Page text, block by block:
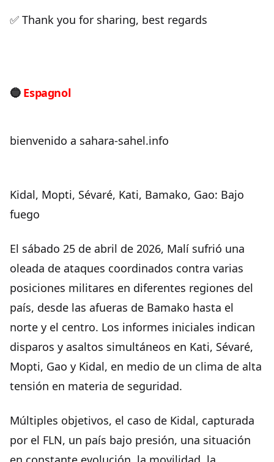
✅ Thank you for sharing, best regards
🔵 Espagnol
bienvenido a sahara-sahel.info
Kidal, Mopti, Sévaré, Kati, Bamako, Gao: Bajo
fuego
El sábado 25 de abril de 2026, Malí sufrió una
oleada de ataques coordinados contra varias
posiciones militares en diferentes regiones del
país, desde las afueras de Bamako hasta el
norte y el centro. Los informes iniciales indican
disparos y asaltos simultáneos en Kati, Sévaré,
Mopti, Gao y Kidal, en medio de un clima de alta
tensión en materia de seguridad.
Múltiples objetivos, el caso de Kidal, capturada
por el FLN, un país bajo presión, una situación